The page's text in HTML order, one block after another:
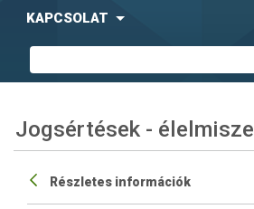
KAPCSOLAT
Jogsértések -
Részletes információk